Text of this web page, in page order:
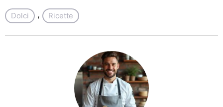
Dolci , Ricette